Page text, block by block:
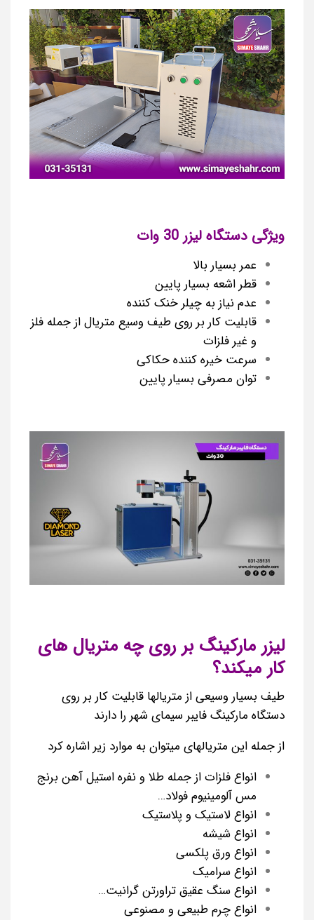
ویژگی دستگاه لیزر 30 وات
عمر بسیار بالا
قطر اشعه بسیار پایین
عدم نیاز به چیلر خنک کننده
قابلیت کار بر روی طیف وسیع متریال از جمله فلز
و غیر فلزات
سرعت خیره کننده حکاکی
توان مصرفی بسیار پایین
لیزر مارکینگ بر روی چه متریال های
کار میکند؟
طیف بسیار وسیعی از متریالها قابلیت کار بر روی
دستگاه مارکینگ فایبر سیمای شهر را دارند
از جمله این متریالهای میتوان به موارد زیر اشاره کرد
انواع فلزات از جمله طلا و نفره استیل آهن برنج
مس آلومینیوم فولاد…
انواع لاستیک و پلاستیک
انواع شیشه
انواع ورق پلکسی
انواع سرامیک
انواع سنگ عقیق تراورتن گرانیت…
انواع چرم طبیعی و مصنوعی